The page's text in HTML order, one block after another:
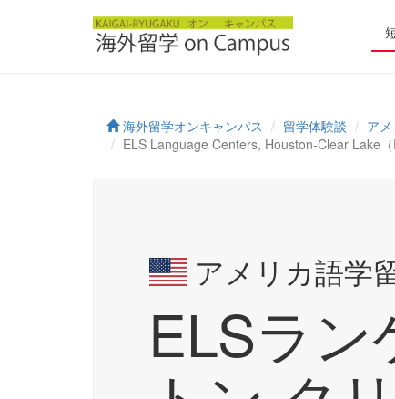
海外留学オンキャンパス 留学体験談 ア
ELS Language Centers, Houston-Clear Lake
アメリカ語学
ELSラ